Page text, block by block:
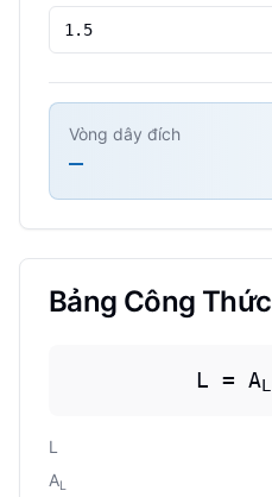
Vòng dây đích
—
Bảng Công Thức
L = AL
L
AL